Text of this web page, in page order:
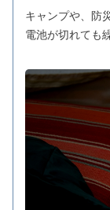
キャンプや、防
電池が切れても